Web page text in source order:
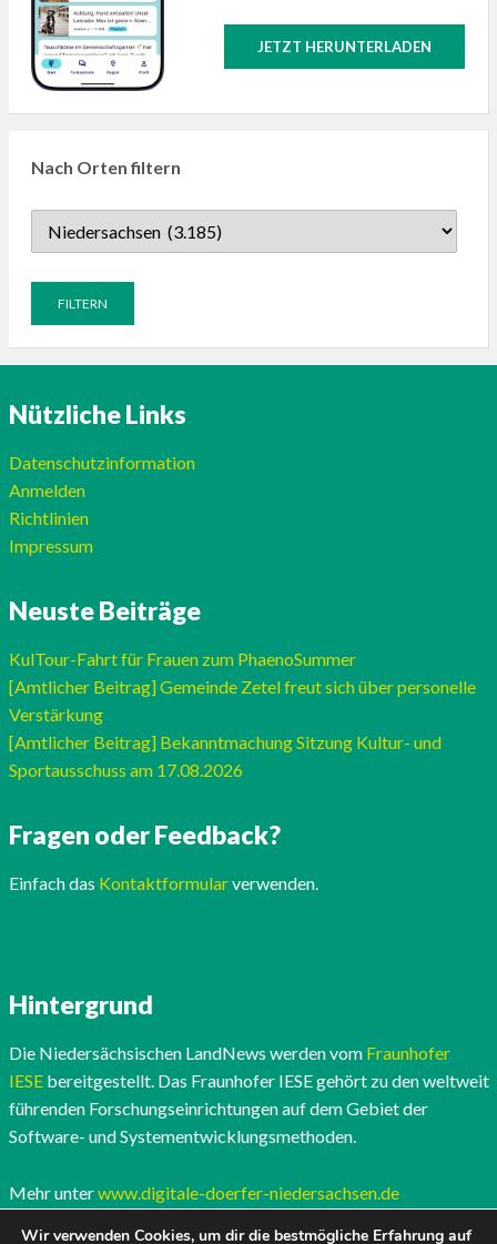
JETZT HERUNTERLADEN
Nach Orten filtern
Nützliche Links
Datenschutzinformation
Anmelden
Richtlinien
Impressum
Neuste Beiträge
KulTour-Fahrt für Frauen zum PhaenoSummer
[Amtlicher Beitrag] Gemeinde Zetel freut sich über personelle
Verstärkung
[Amtlicher Beitrag] Bekanntmachung Sitzung Kultur- und
Sportausschuss am 17.08.2026
Fragen oder Feedback?
Einfach das Kontaktformularverwenden.
Hintergrund
Die Niedersächsischen LandNews werden vom Fraunhofer
IESEbereitgestellt. Das Fraunhofer IESE gehört zu den weltweit
führenden Forschungseinrichtungen auf dem Gebiet der
Software- und Systementwicklungsmethoden.
Mehr unterwww.digitale-doerfer-niedersachsen.de
Wir verwenden Cookies, um dir die bestmögliche Erfahrung auf